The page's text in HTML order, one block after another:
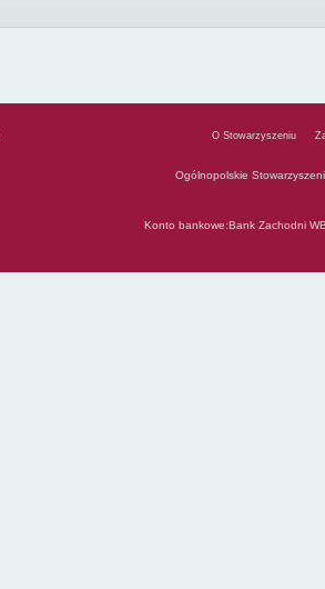
O Stowarzyszeniu
Ogólnopolskie
Konto bankowe:Bank Zachodni